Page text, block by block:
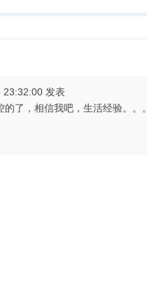
发表
了，相信我吧，生活经验。。。